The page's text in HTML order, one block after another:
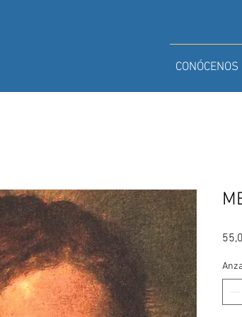
CONÓCENOS